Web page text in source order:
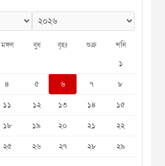
মঙ্গল বুধ বৃহঃ শুক্র শনি
১
৪ ৫ ৬ ৭
৮
১১ ১২ ১৩ ১৪
১৫
১৮ ১৯ ২০ ২১
২২
২৫ ২৬ ২৭ ২৮
২৯